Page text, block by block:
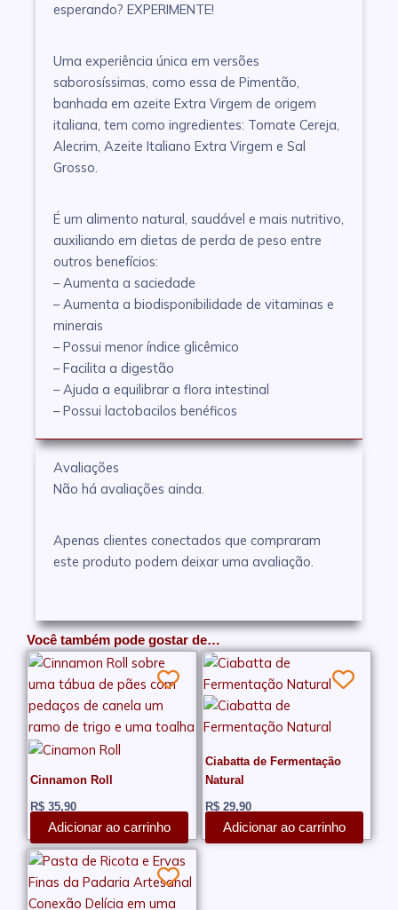
esperando? EXPERIMENTE!
Uma experiência única em versões
saborosíssimas, como essa de Pimentão,
banhada em azeite Extra Virgem de origem
italiana, tem como ingredientes: Tomate Cereja,
Alecrim, Azeite Italiano Extra Virgem e Sal
Grosso.
É um alimento natural, saudável e mais nutritivo,
auxiliando em dietas de perda de peso entre
outros benefícios:
– Aumenta a saciedade
– Aumenta a biodisponibilidade de vitaminas e
minerais
– Possui menor índice glicêmico
– Facilita a digestão
– Ajuda a equilibrar a flora intestinal
– Possui lactobacilos benéficos
Avaliações
Não há avaliações ainda.
Apenas clientes conectados que compraram
este produto podem deixar uma avaliação.
Você também pode gostar de…
Cinnamon Roll
R$ 35,90
Adicionar ao carrinho
Ciabatta de Fermentação
Natural
R$29,90
Adicionar ao carrinho